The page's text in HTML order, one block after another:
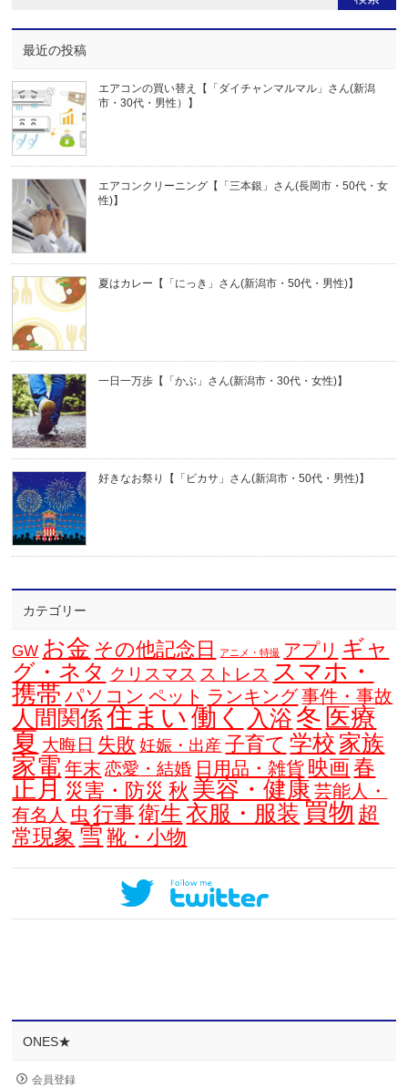
最近の投稿
エアコンの買い替え【「ダイチャンマルマル」さん(新潟
市・30代・男性）】
エアコンクリーニング【「三本銀」さん(長岡市・50代・女
性)】
夏はカレー【「にっき」さん(新潟市・50代・男性)】
一日一万歩【「かぶ」さん(新潟市・30代・女性)】
好きなお祭り【「ピカサ」さん(新潟市・50代・男性)】
カテゴリー
GW お金 その他記念日 アニメ・特撮 アプリ ギャ
グ・ネタ クリスマス ストレス スマホ・
携帯 パソコン ペット ランキング事件・事故
人間関係住まい 働く 入浴 冬 医療
夏 大晦日 失敗 妊娠・出産 子育て 学校 家族
家電 年末 恋愛・結婚 日用品・雑貨 映画 春
正月 災害・防災 秋 美容・健康 芸能人・
有名人 虫 行事 衛生 衣服・服装 買物 超
常現象 雪 靴・小物
ONES★
会員登録